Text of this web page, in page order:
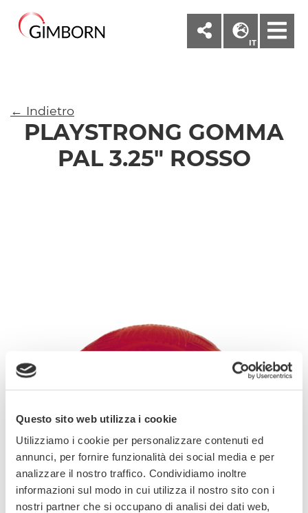
Questo sito web utilizza i cookie
Utilizziamo i cookie per personalizzare contenuti ed
annunci, per fornire funzionalità dei social media e per
analizzare il nostro traffico. Condividiamo inoltre
informazioni sul modo in cui utilizza il nostro sito con i
nostri partner che si occupano di analisi dei dati web,
IT
← Indietro
PLAYSTRONG GOMMA
PAL 3.25" ROSSO